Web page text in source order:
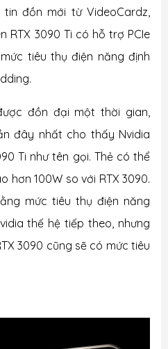
đồn mới từ VideoCardz,
RTX 3090 Ti có hỗ trợ PCIe
tiêu thụ điện năng định
đồn đại một thời gian,
đây nhất cho thấy Nvidia
Ti như tên gọi. Thẻ có thể
hơn 100W so với RTX 3090.
mức tiêu thụ điện năng
thế hệ tiếp theo, nhưng
3090 cũng sẽ có mức tiêu